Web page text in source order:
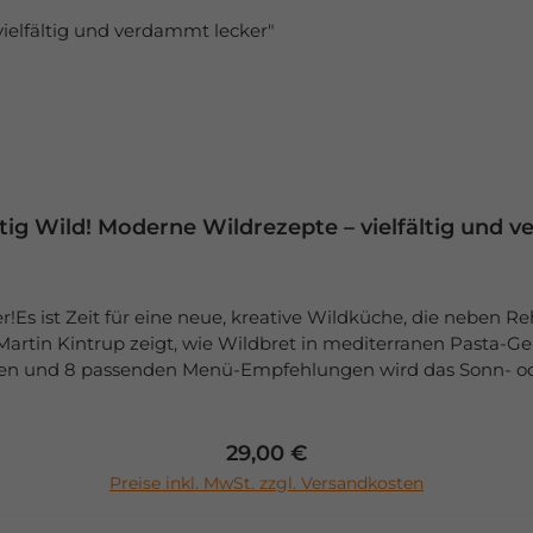
Er hat seine praktischen Erfahrungen als Jäger,
Wild! Moderne Wildrezepte – vielfältig und
ist Zeit für eine neue, kreative Wildküche, die neben
Kintrup zeigt, wie Wildbret in mediterranen Pasta-
und 8 passenden Menü-Empfehlungen wird das Sonn-
ISBN: 978-3-7843-5694-5
Regulärer Preis:
29,00 €
Preise inkl. MwSt. zzgl. Versandkosten
In den Warenkorb